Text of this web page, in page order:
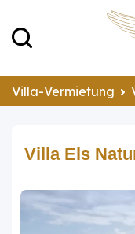
Villa-Vermietung
Villa Els